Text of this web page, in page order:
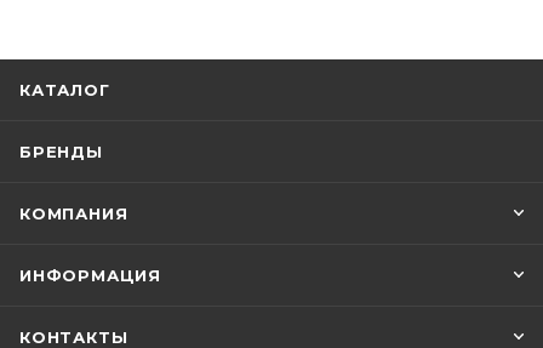
КАТАЛОГ
БРЕНДЫ
КОМПАНИЯ
ИНФОРМАЦИЯ
КОНТАКТЫ